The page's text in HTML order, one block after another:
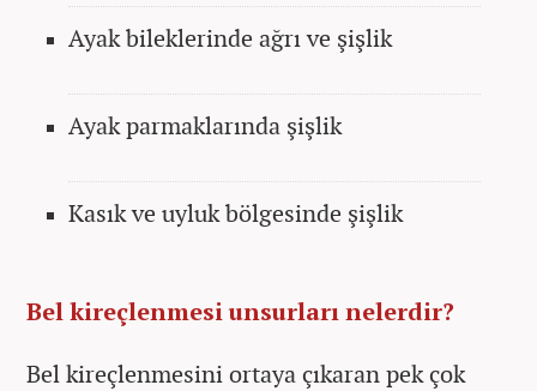
Ayak bileklerinde ağrı ve şişlik
Ayak parmaklarında şişlik
Kasık ve uyluk bölgesinde şişlik
Bel kireçlenmesi unsurları nelerdir?
Bel kireçlenmesini ortaya çıkaran pek çok